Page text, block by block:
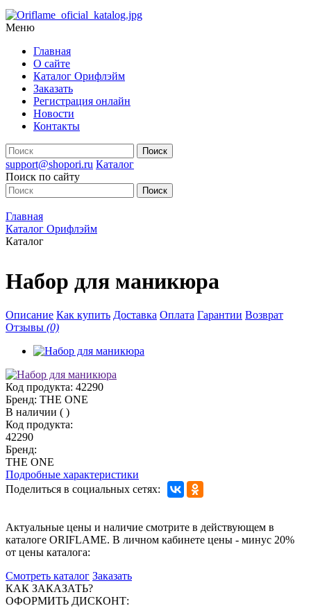
Меню
Главная
О сайте
Каталог Орифлэйм
Заказать
Регистрация онлайн
Новости
Контакты
support@shopori.ru Каталог
Поиск по сайту
Главная
Каталог Орифлэйм
Каталог
Набор для маникюра
Описание Как купить Доставка Оплата Гарантии Возврат
Отзывы (0)
Код продукта: 42290
Бренд: THE ONE
В наличии ( )
Код продукта:
42290
Бренд:
THE ONE
Подробные характеристики
Поделиться в социальных сетях:
Актуальные цены и наличие смотрите в действующем в
каталоге ORIFLAME. В личном кабинете цены - минус 20%
от цены каталога:
Смотреть каталог Заказать
КАК ЗАКАЗАТЬ?
ОФОРМИТЬ ДИСКОНТ: